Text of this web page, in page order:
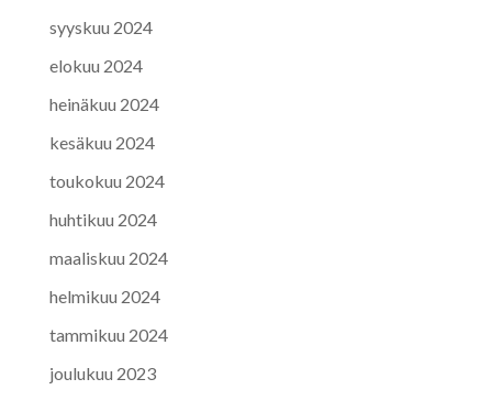
syyskuu 2024
elokuu 2024
heinäkuu 2024
kesäkuu 2024
toukokuu 2024
huhtikuu 2024
maaliskuu 2024
helmikuu 2024
tammikuu 2024
joulukuu 2023